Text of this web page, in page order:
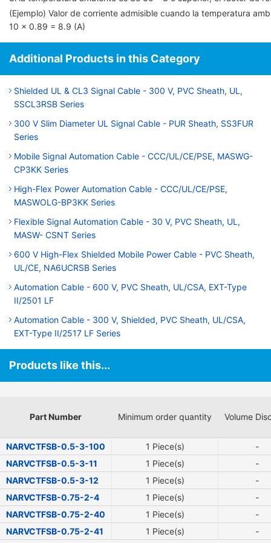
(Ejemplo) Valor de corriente admisible cuando la temperatura
10 × 0.89 = 8.9 (A)
Additional Products in this Category
Shielded UL & CL3 Signal Cable - 300 V, PVC Sheath, UL,
SSCL3RSB Series
300 V Slim Diameter UL Signal Cable - PUR Sheath, SS3FUR
Series
Mobile Signal Automation Cable - CCC/UL/CE/PSE, MASWG-
CP3KK Series
High-Flex Power Automation Cable - CCC/UL/CE/PSE,
MASWOLG-BP3KK Series
Flexible Signal Automation Cable - 30 V, PVC Sheath, UL,
MASW- CSNT Series
600 V High-Flex Shielded Mobile Power Cable - PVC Sheath,
UL/CE, NA6UCRSB Series
Automation Cable - 600 V, PVC Sheath, UL/CSA, EXT-Type
II/2501 LF
Automation Cable - 300 V, Shielded, PVC Sheath, UL/CSA,
EXT-Type II/2517 LF Series
Products like this...
Part Number Minimum order quantity Volume
NARVCTFSB-0.5-3-100 1 Piece(s)
-
NARVCTFSB-0.5-3-11
1 Piece(s)
-
NARVCTFSB-0.5-3-12
1 Piece(s)
-
NARVCTFSB-0.75-2-4
1 Piece(s)
-
NARVCTFSB-0.75-2-40
1 Piece(s)
-
NARVCTFSB-0.75-2-41
1 Piece(s) -